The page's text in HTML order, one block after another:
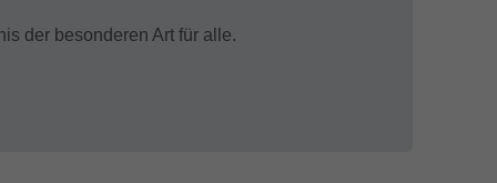
der besonderen Art für alle.